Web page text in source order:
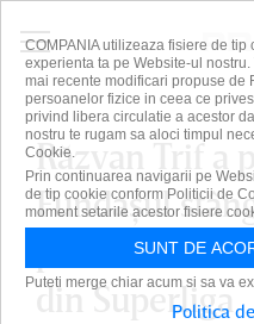
Răzvan Trif a
Fundaşul
prezentat
din Superliga
COMPANIA utilizeaza fisiere de
experienta ta pe Website-ul
mai recente modificari propuse de
persoanelor fizice in ceea ce
privind libera circulatie a acestor
nostru te rugam sa aloci timpul
Cookie.
Prin continuarea navigarii pe
de tip cookie conform Politicii de
moment setarile acestor fisiere
SUNT DE
Puteti merge chiar acum si sa va
Politica